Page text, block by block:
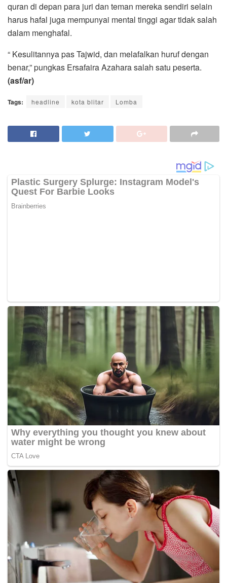
quran di depan para juri dan teman mereka sendiri selain
harus hafal juga mempunyai mental tinggi agar tidak salah
dalam menghafal.
“ Kesulitannya pas Tajwid, dan melafalkan huruf dengan
benar,” pungkas Ersafaira Azahara salah satu peserta.
(asf/ar)
Tags: headline kota blitar Lomba